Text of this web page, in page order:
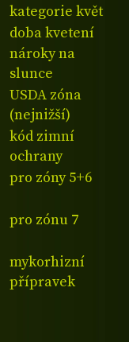
kategorie květ
doba kvetení
nároky na
slunce
USDA zóna
(nejnižší)
kód zimní
ochrany
pro zóny 5+6
pro zónu 7
mykorhizní
přípravek